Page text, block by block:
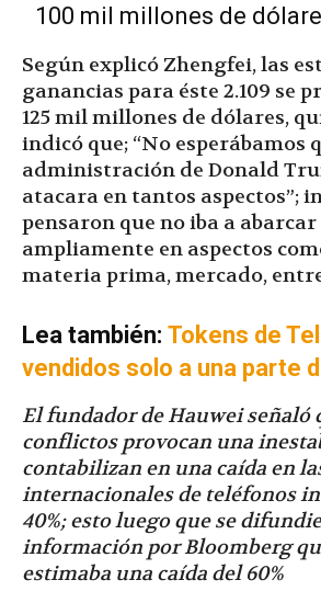
100 mil millones de
Según explicó Zhengfei, las
ganancias para éste 2.109 se
125 mil millones de dólares,
indicó que; “No esperábamos
administración de Donald
atacara en tantos aspectos”;
pensaron que no iba a
ampliamente en aspectos
materia prima, mercado,
Lea también: Tokens de
vendidos solo a una parte
El fundador de Hauwei señaló
conflictos provocan una
contabilizan en una caída en
internacionales de teléfonos
40%; esto luego que se
información por Bloomberg
estimaba una caída del 60%